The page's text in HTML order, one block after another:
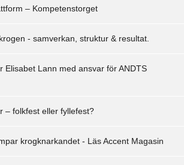
– Kompetenstorget
- samverkan, struktur & resultat.
Elisabet Lann med ansvar för ANDTS
– folkfest eller fyllefest?
krogknarkandet - Läs Accent Magasin